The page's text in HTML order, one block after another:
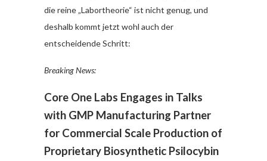
die reine „Labortheorie“ ist nicht genug, und
deshalb kommt jetzt wohl auch der
entscheidende Schritt:
Breaking News:
Core One Labs Engages in Talks
with GMP Manufacturing Partner
for Commercial Scale Production of
Proprietary Biosynthetic Psilocybin